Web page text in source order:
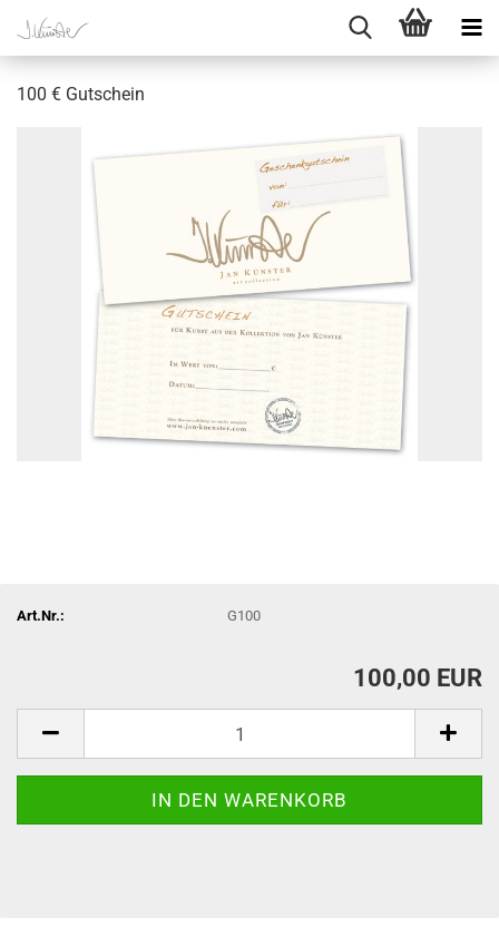
100 € Gutschein
Art.Nr.: G100
100,00 EUR